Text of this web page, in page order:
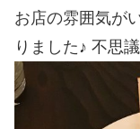
お店の雰囲気が
りました♪ 不思